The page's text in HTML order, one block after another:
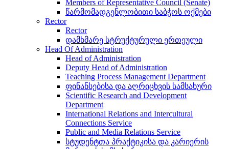
Members of Representative Council (Senate)
წარმომადგენლობითი საბჭოს ოქმები
Rector
Rector
დამხმარე სტრუქტურული ერთეული
Head Of Administration
Head of Administration
Deputy Head of Administration
Teaching Process Management Department
ფინანსებისა და აღრიცხვის სამსახური
Scientific Research and Development
Department
International Relations and Intercultural
Connections Service
Public and Media Relations Service
სტუდენტთა პრაქტიკისა და კარიერის